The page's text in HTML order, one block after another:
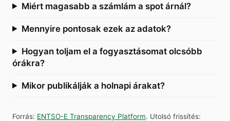
Miért magasabb a számlám a spot árnál?
Mennyire pontosak ezek az adatok?
Hogyan toljam el a fogyasztásomat olcsóbb
órákra?
Mikor publikálják a holnapi árakat?
Forrás: ENTSO-E Transparency Platform. Utolsó frissítés: